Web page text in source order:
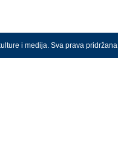
i medija. Sva prava pridržana